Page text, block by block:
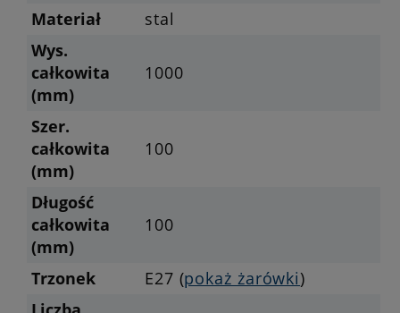
Materiał
stal
Wys.
całkowita
(mm)
1000
Szer.
całkowita
(mm)
100
Długość
całkowita
(mm)
100
Trzonek E27 (pokaż żarówki)